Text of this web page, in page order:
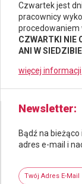
Czwartek jest
pracownicy
procedowaniem
CZWARTKI NIE
ANI W
więcej informacji
Newsletter
Bądź na
adres e-mail i
Twój adres e-mail